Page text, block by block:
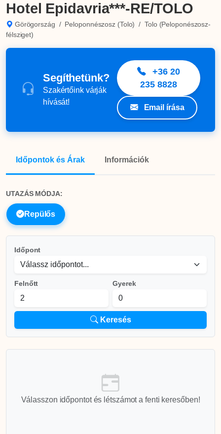
Hotel Epidavria***-RE/TOLO
Görögország / Peloponnészosz (Tolo) / Tolo (Peloponészosz-
félsziget)
Segíthetünk?
Szakértőink várják
hívását!
+36 20
235 8828
Email írása
Időpontok és Árak Információk
UTAZÁS MÓDJA:
Repülős
Időpont
Felnőtt Gyerek
Keresés
Válasszon időpontot és létszámot a fenti keresőben!